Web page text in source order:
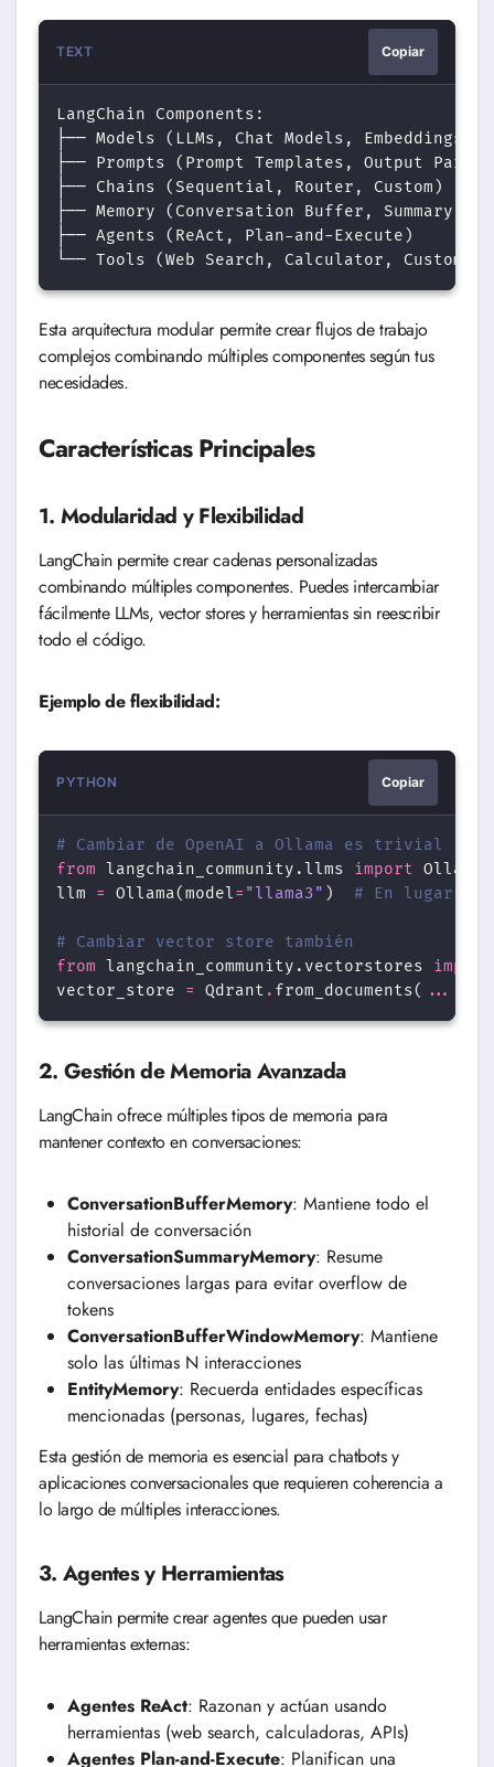
TEXT Copiar
LangChain Components:
├── Models (LLMs, Chat Models, Embeddings)
├── Prompts (Prompt Templates, Output
├── Chains (Sequential, Router, Custom)
├── Memory (Conversation Buffer, Summary)
├── Agents (ReAct, Plan-and-Execute)
Esta arquitectura modular permite crear flujos de trabajo
complejos combinando múltiples componentes según tus
necesidades.
Características Principales
1. Modularidad y Flexibilidad
LangChain permite crear cadenas personalizadas
combinando múltiples componentes. Puedes intercambiar
fácilmente LLMs, vector stores y herramientas sin reescribir
todo el código.
Ejemplo de flexibilidad:
PYTHON Copiar
# Cambiar de OpenAI a Ollama es trivial
from langchain_community.llms import Ollama
llm
= Ollama(model= "llama3" ) # En lugar de
# Cambiar vector store también
from langchain_community.vectorstores import
vector_store
= Qdrant . from_documents( ...
2. Gestión de Memoria Avanzada
LangChain ofrece múltiples tipos de memoria para
mantener contexto en conversaciones:
ConversationBufferMemory: Mantiene todo el
historial de conversación
ConversationSummaryMemory: Resume
conversaciones largas para evitar overflow de
tokens
ConversationBufferWindowMemory: Mantiene
solo las últimas N interacciones
EntityMemory: Recuerda entidades específicas
mencionadas (personas, lugares, fechas)
Esta gestión de memoria es esencial para chatbots y
aplicaciones conversacionales que requieren coherencia a
lo largo de múltiples interacciones.
3. Agentes y Herramientas
LangChain permite crear agentes que pueden usar
herramientas externas:
Agentes ReAct: Razonan y actúan usando
herramientas (web search, calculadoras, APIs)
Agentes Plan-and-Execute: Planifican una